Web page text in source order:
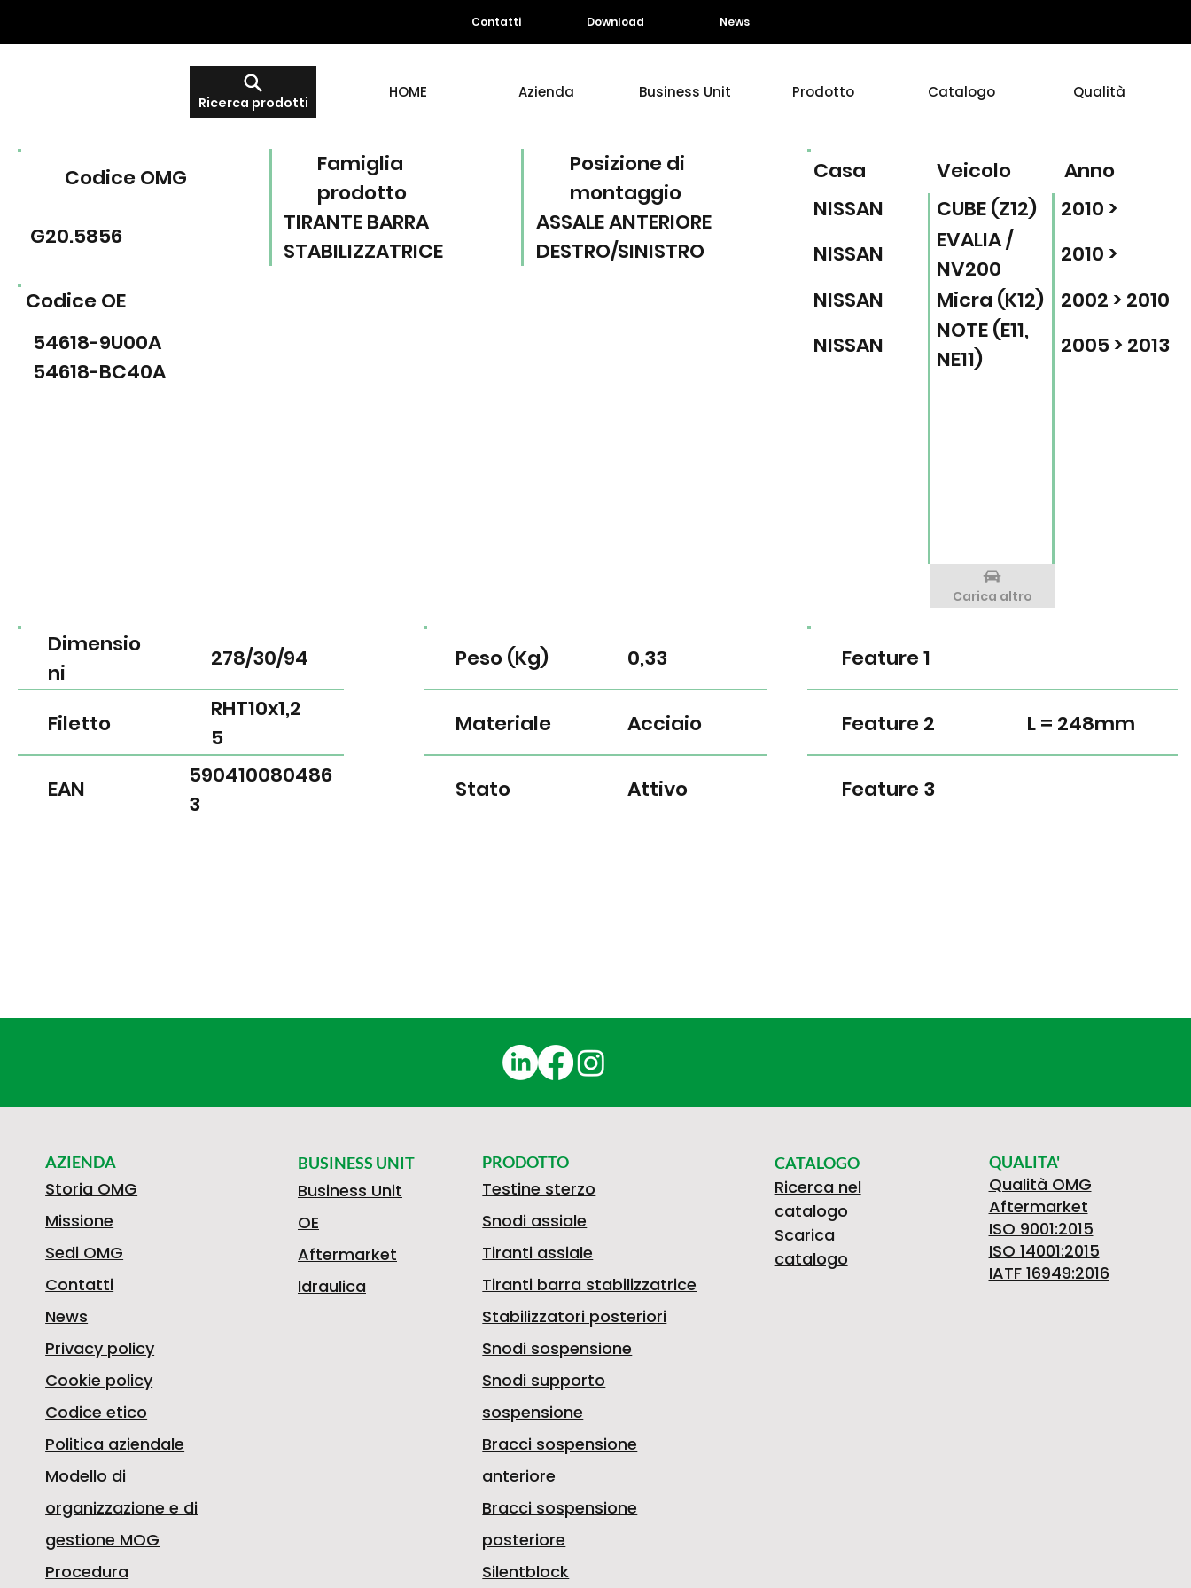
HOME Azienda Business Unit Prodotto Catalogo Qualità
Ricerca prodotti
Contatti Download News
EAN
Filetto
Dimensio
ni
590410080486
3
RHT10x1,2
5
278/30/94 Peso (Kg)
Materiale
Stato
0,33
Acciaio
Attivo
Feature 1
Feature 2
Feature 3
L = 248mm
Posizione di
montaggio
Famiglia
prodotto
Codice OMG
ASSALE ANTERIORE
DESTRO/SINISTRO
TIRANTE BARRA
STABILIZZATRICE
G20.5856
Codice OE
54618-9U00A
54618-BC40A
Veicolo Anno
Casa
NISSAN
CUBE (Z12)
2010 >
NISSAN
EVALIA /
NV200
2010 >
NISSAN
Micra (K12)
2002 > 2010
NISSAN
NOTE (E11,
NE11)
2005 > 2013
Carica altro
BUSINESS UNIT
Business Unit
OE
Aftermarket
Idraulica
PRODOTTO
Testine sterzo
Snodi assiale
Tiranti assiale
Tiranti barra stabilizzatrice
Stabilizzatori posteriori
Snodi sospensione
Snodi supporto
sospensione
Bracci sospensione
anteriore
Bracci sospensione
posteriore
Silentblock
CATALOGO
Ricerca nel
catalogo
Scarica
catalogo
QUALITA'
Qualità OMG
Aftermarket
ISO 9001:2015
ISO 14001:2015
IATF 16949:2016
AZIENDA
Storia OMG
Missione
Sedi OMG
Contatti
News
Privacy policy
Cookie policy
Codice etico
Politica aziendale
Modello di
organizzazione e di
gestione MOG
Procedura